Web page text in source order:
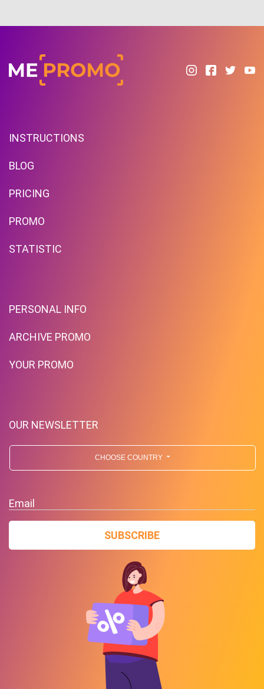
INSTRUCTIONS
BLOG
PRICING
PROMO
STATISTIC
PERSONAL INFO
ARCHIVE PROMO
YOUR PROMO
OUR NEWSLETTER
CHOOSE COUNTRY
Email
SUBSCRIBE